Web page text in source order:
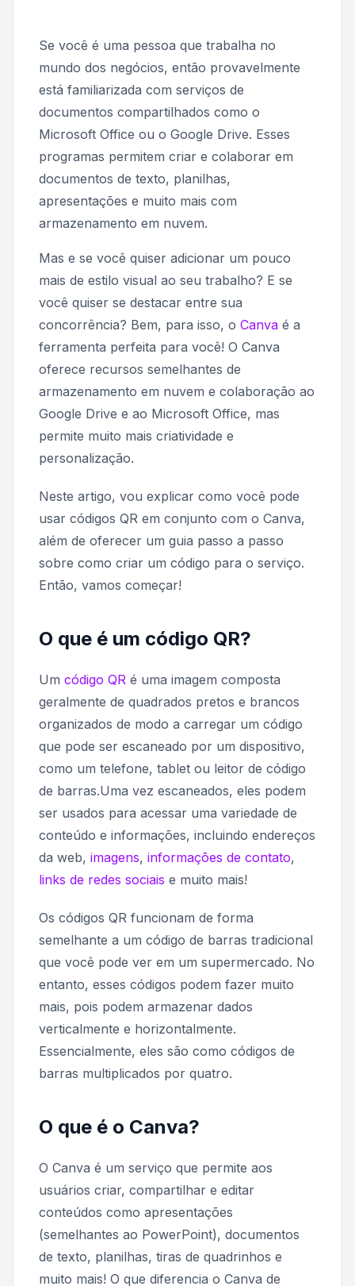
Se você é uma pessoa que trabalha no
mundo dos negócios, então provavelmente
está familiarizada com serviços de
documentos compartilhados como o
Microsoft Office ou o Google Drive. Esses
programas permitem criar e colaborar em
documentos de texto, planilhas,
apresentações e muito mais com
armazenamento em nuvem.
Mas e se você quiser adicionar um pouco
mais de estilo visual ao seu trabalho? E se
você quiser se destacar entre sua
concorrência? Bem, para isso, o Canva é a
ferramenta perfeita para você! O Canva
oferece recursos semelhantes de
armazenamento em nuvem e colaboração ao
Google Drive e ao Microsoft Office, mas
permite muito mais criatividade e
personalização.
Neste artigo, vou explicar como você pode
usar códigos QR em conjunto com o Canva,
além de oferecer um guia passo a passo
sobre como criar um código para o serviço.
Então, vamos começar!
O que é um código QR?
Um código QR é uma imagem composta
geralmente de quadrados pretos e brancos
organizados de modo a carregar um código
que pode ser escaneado por um dispositivo,
como um telefone, tablet ou leitor de código
de barras.Uma vez escaneados, eles podem
ser usados para acessar uma variedade de
conteúdo e informações, incluindo endereços
da web, imagens, informações de contato,
links de redes sociais e muito mais!
Os códigos QR funcionam de forma
semelhante a um código de barras tradicional
que você pode ver em um supermercado. No
entanto, esses códigos podem fazer muito
mais, pois podem armazenar dados
verticalmente e horizontalmente.
Essencialmente, eles são como códigos de
barras multiplicados por quatro.
O que é o Canva?
O Canva é um serviço que permite aos
usuários criar, compartilhar e editar
conteúdos como apresentações
(semelhantes ao PowerPoint), documentos
de texto, planilhas, tiras de quadrinhos e
muito mais! O que diferencia o Canva de